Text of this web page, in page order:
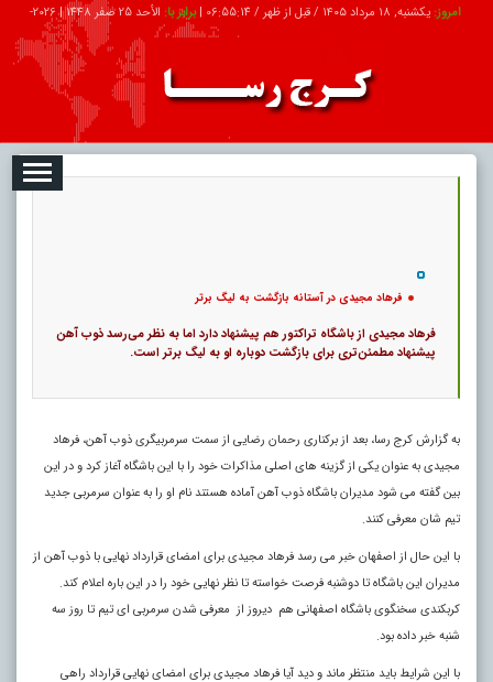
امروز: یکشنبه, ۱۸ مرداد ۱۴۰۵ / قبل از ظهر / 06:55:15
|برابر با: الأحد 25 صفر 1448 |
2026-
تبلیغات درباره ما ارتباط با ما
فرهاد مجیدی در آستانه بازگشت به لیگ برتر
فرهاد مجیدی از باشگاه تراکتور هم پیشنهاد دارد اما به نظر می‌رسد ذوب آهن
پیشنهاد مطمئن‌تری برای بازگشت دوباره او به لیگ برتر است.
به گزارش کرج رسا، بعد از برکناری رحمان رضایی از سمت سرمربیگری ذوب آهن، فرهاد
مجیدی به عنوان یکی از گزینه های اصلی مذاکرات خود را با این باشگاه آغاز کرد و در این
بین گفته می شود مدیران باشگاه ذوب آهن آماده هستند نام او را به عنوان سرمربی جدید
تیم شان معرفی کنند.
با این حال از اصفهان خبر می رسد فرهاد مجیدی برای امضای قرارداد نهایی با ذوب آهن از
مدیران این باشگاه تا دوشنبه فرصت خواسته تا نظر نهایی خود را در این باره اعلام کند.
کربکندی سخنگوی باشگاه اصفهانی هم دیروز از معرفی شدن سرمربی ای تیم تا روز سه
شنبه خبر داده بود.
با این شرایط باید منتظر ماند و دید آیا فرهاد مجیدی برای امضای نهایی قرارداد راهی